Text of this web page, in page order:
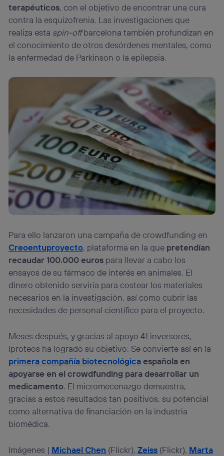
terapéuticos, con el objetivo de encontrar una cura
contra la esquizofrenia. Las investigaciones que
realiza esta spin-offbarcelona también profundizan en
el conocimiento de otros desórdenes mentales, como
la enfermedad de Parkinson o la epilepsia.
Para ello lanzaron una campaña de crowdfunding en
Creoentuproyecto, plataforma en la que pretendían
recaudar 100.000 euros para llevar a cabo los
ensayos de su fármaco de interés en animales. El
dinero obtenido serviría para costear los materiales
necesarios en la investigación, así como cubrir las
necesidades de personal científico para el proyecto.
Meses después, y gracias al apoyo 41 inversores,
Iproteos ha logrado su objetivo. Se convierte así en la
primera compañía biotecnológicaespañola en
apoyarse en el crowdfunding para desarrollar un
medicamento. El micromecenazgo demuestra,
gracias a estos resultados tan positivos, su potencial
como alternativa de financiación en la industria
biomédica.
Imágenes | Michael Chen (Flickr),Zeiss (Flickr), Marta